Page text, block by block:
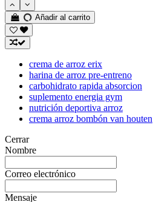
Añadir al carrito
crema de arroz erix
harina de arroz pre-entreno
carbohidrato rapida absorcion
suplemento energia gym
nutrición deportiva arroz
crema arroz bombón van houten
Cerrar
Nombre
Correo electrónico
Mensaje